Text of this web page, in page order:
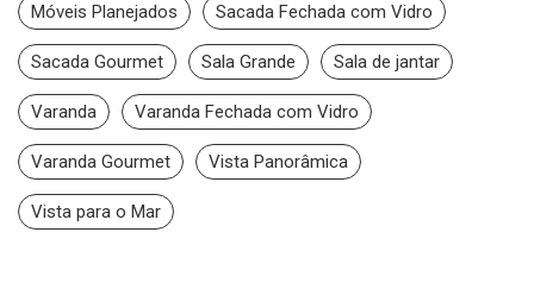
Móveis Planejados Sacada Fechada com Vidro
Sacada Gourmet Sala Grande Sala de jantar
Varanda Varanda Fechada com Vidro
Varanda Gourmet Vista Panorâmica
Vista para o Mar